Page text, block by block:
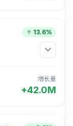
13.6%
增长量
+42.0M